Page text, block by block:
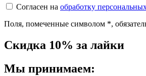
Согласен на обработку
Поля, помеченные символом *,
Скидка 10% за лайки
Мы принимаем: